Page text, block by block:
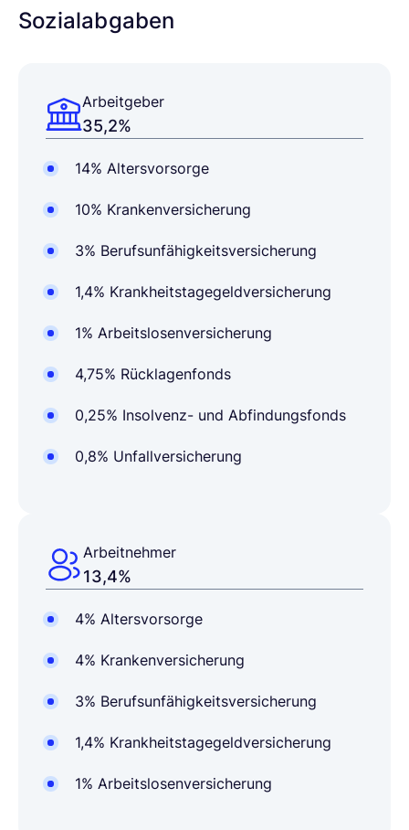
Sozialabgaben
Arbeitgeber
35,2%
14% Altersvorsorge
10% Krankenversicherung
3% Berufsunfähigkeitsversicherung
1,4% Krankheitstagegeldversicherung
1% Arbeitslosenversicherung
4,75% Rücklagenfonds
0,25% Insolvenz- und Abfindungsfonds
0,8% Unfallversicherung
Arbeitnehmer
13,4%
4% Altersvorsorge
4% Krankenversicherung
3% Berufsunfähigkeitsversicherung
1,4% Krankheitstagegeldversicherung
1% Arbeitslosenversicherung